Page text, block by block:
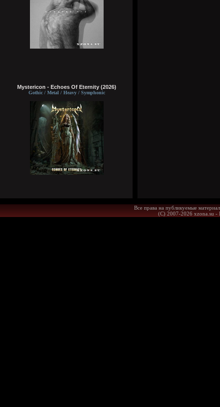
Mystericon - Echoes Of Eternity (2026)
Gothic / Metal / Heavy / Symphonic
Все права на публикуемые
(С) 2007-2026 xzona.su -